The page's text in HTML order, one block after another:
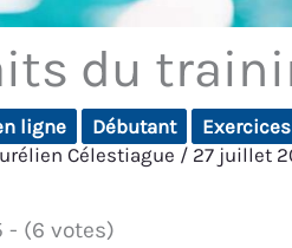
du
ligne Débutant
Célestiague / 27 juillet
- (6 votes)